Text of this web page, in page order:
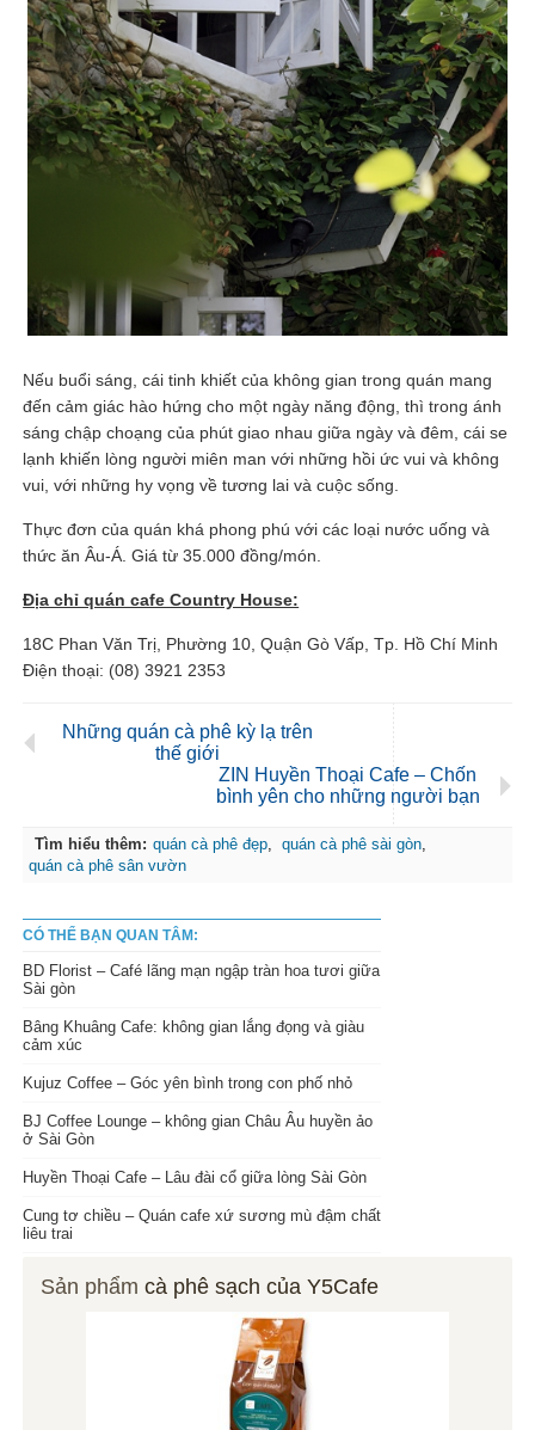
Nếu buổi sáng, cái tinh khiết của không gian trong quán mang
đến cảm giác hào hứng cho một ngày năng động, thì trong ánh
sáng chập choạng của phút giao nhau giữa ngày và đêm, cái se
lạnh khiến lòng người miên man với những hồi ức vui và không
vui, với những hy vọng về tương lai và cuộc sống.
Thực đơn của quán khá phong phú với các loại nước uống và
thức ăn Âu-Á. Giá từ 35.000 đồng/món.
Địa chỉ quán cafe Country House:
18C Phan Văn Trị, Phường 10, Quận Gò Vấp, Tp. Hồ Chí Minh
Điện thoại: (08) 3921 2353
Những quán cà phê kỳ lạ trên
thế giới
ZIN Huyền Thoại Cafe – Chốn
bình yên cho những người bạn
Tìm hiểu thêm: quán cà phê đẹp, quán cà phê sài gòn,
quán cà phê sân vườn
CÓ THỂ BẠN QUAN TÂM:
BD Florist – Café lãng mạn ngập tràn hoa tươi giữa
Sài gòn
Bâng Khuâng Cafe: không gian lắng đọng và giàu
cảm xúc
Kujuz Coffee – Góc yên bình trong con phố nhỏ
BJ Coffee Lounge – không gian Châu Âu huyền ảo
ở Sài Gòn
Huyền Thoại Cafe – Lâu đài cổ giữa lòng Sài Gòn
Cung tơ chiều – Quán cafe xứ sương mù đậm chất
liêu trai
Sản phẩmcà phê sạch của Y5Cafe